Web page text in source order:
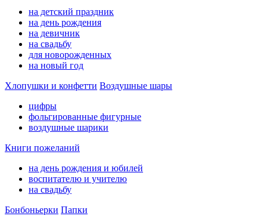
на детский праздник
на день рождения
на девичник
на свадьбу
для новорожденных
на новый год
Хлопушки и конфетти Воздушные шары
цифры
фольгированные фигурные
воздушные шарики
Книги пожеланий
на день рождения и юбилей
воспитателю и учителю
на свадьбу
Бонбоньерки Папки